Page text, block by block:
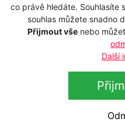
co právě hledáte. Souhlasíte
souhlas můžete snadno
Přijmout vše nebo
Další